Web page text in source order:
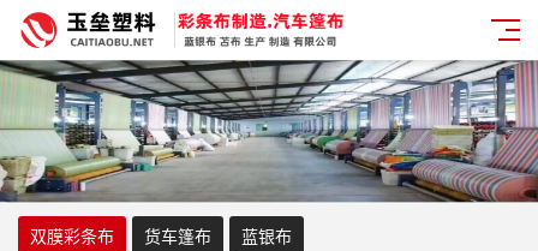
双膜彩条布 货车篷布 蓝银布